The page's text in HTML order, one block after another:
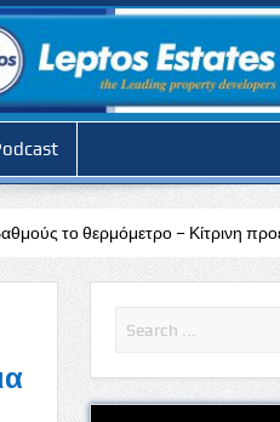
– Κίτρινη προειδοποίηση